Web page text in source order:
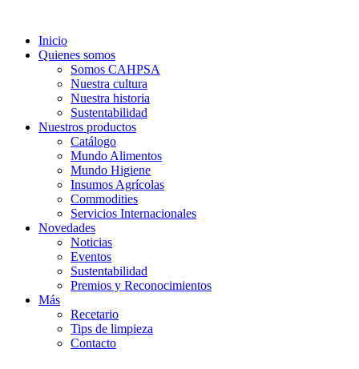
contenido
Inicio
Quienes somos
Somos CAHPSA
Nuestra cultura
Nuestra historia
Sustentabilidad
Nuestros productos
Catálogo
Mundo Alimentos
Mundo Higiene
Insumos Agrícolas
Commodities
Servicios Internacionales
Novedades
Noticias
Eventos
Sustentabilidad
Premios y Reconocimientos
Más
Recetario
Tips de limpieza
Contacto